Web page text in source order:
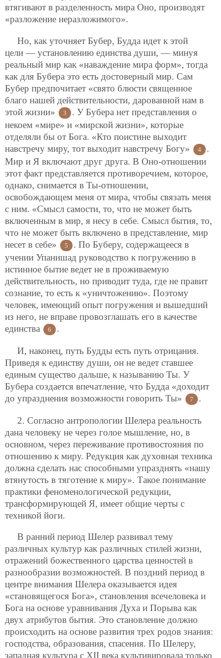
втягивают в разделенность мира Оно, производят
«разложение неразложимого».
Но, как уточняет Бубер, Будда идет к этой
цели — установлению единства души, — минуя
реальный мир как «наваждение мира форм», тогда
как для Бубера это есть достоверный мир. Сам
Бубер предпочитает «свято блюсти священное
благо нашей действительности, дарованной нам в
этой жизни»
3
. У Бубера нет представления о
некоем «мире» и «мирской жизни», которые
отделяли бы от Бога. «Кто поистине выходит
навстречу миру, тот выходит навстречу Богу»
4
.
Мир и Я включают друг друга. В Оно-отношении
этот факт представляется противоречием, которое,
однако, снимается в Ты-отношении,
освобождающем меня от мира, чтобы связать меня
с ним. «Смысл самости, то, что не может быть
включенным в мир, я несу в себе. Смысл бытия, то,
что не может быть включено в представление, мир
несет в себе»
5
. По Буберу, содержащееся в
учении Упанишад руководство к погружению в
истинное бытие ведет не в проживаемую
действительность, но приводит туда, где не правит
сознание, то есть к «уничтожению». Поэтому
человек, имеющий опыт погружения и вышедший
из него, не вправе провозглашать его в качестве
единства
6 .
И, наконец, путь Будды есть путь отрицания.
Приведя к единству души, он не ведет ставшее
единым существо дальше, к называнию Ты. У
Бубера создается впечатление, что Будда «доходит
до упразднения возможности говорить Ты»
7 .
2. Согласно антропологии Шелера реальность
дана человеку не через голое мышление, но, в
основном, через переживание противостояния по
отношению к миру. Редукция как духовная техника
должна сделать нас способными упразднять «нашу
втянутость в тяготение к миру». Такое понимание
практики феноменологической редукции,
трансформирующей Я, имеет общие черты с
техникой йоги.
В ранний период Шелер развивал тему
различных культур как различных стилей жизни,
отражений божественного царства ценностей в
разнообразии возможностей. В поздний период в
центре внимания Шелера оказывается идея
«становящегося Бога», становления всечеловека и
Бога на основе уравнивания Духа и Порыва как
двух атрибутов бытия. Это становление должно
происходить на основе развития трех родов знания:
господства, образования, спасения. По Шелеру,
западная культура с XII века культивировала только